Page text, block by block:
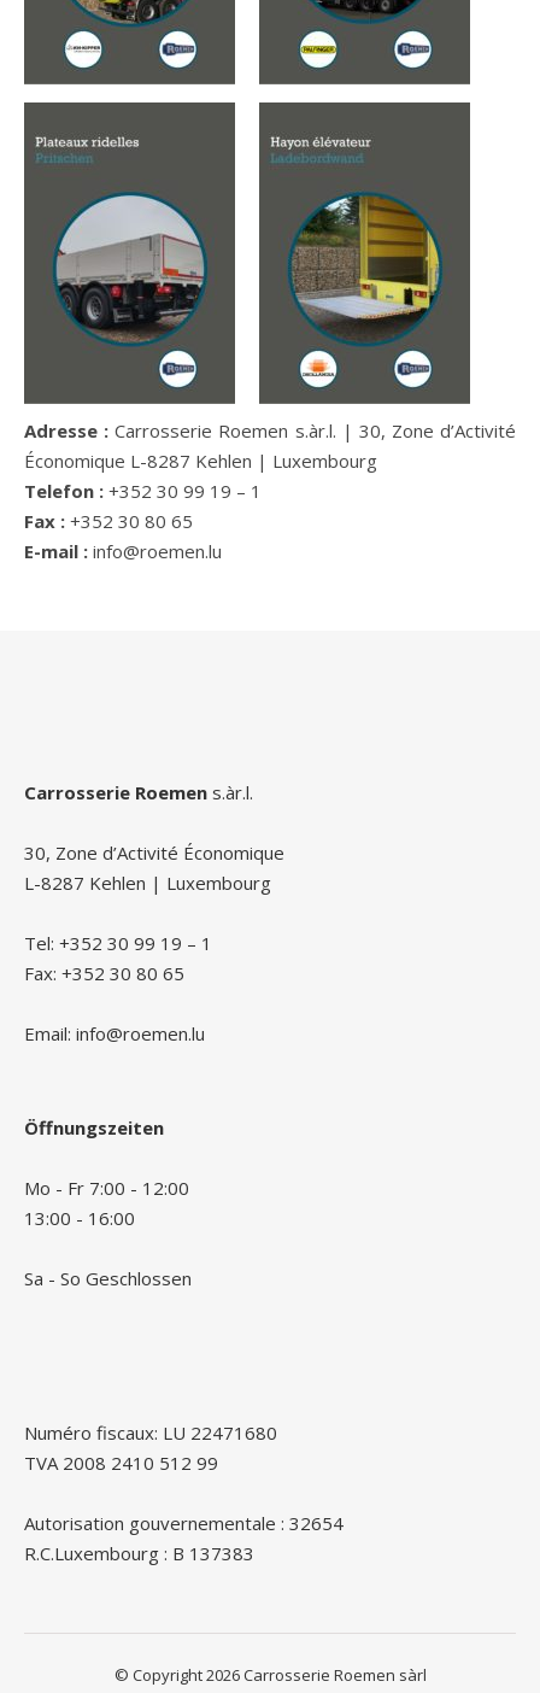
Adresse : Carrosserie Roemen s.àr.l. | 30, Zone d’Activité
Économique L-8287 Kehlen | Luxembourg
Telefon : +352 30 99 19 – 1
Fax : +352 30 80 65
E-mail : info@roemen.lu
Carrosserie Roemen s.àr.l.
30, Zone d’Activité Économique
L-8287 Kehlen | Luxembourg
Tel: +352 30 99 19 – 1
Fax: +352 30 80 65
Email: info@roemen.lu
Öffnungszeiten
Mo - Fr 7:00 - 12:00
13:00 - 16:00
Sa - So Geschlossen
Numéro fiscaux: LU 22471680
TVA 2008 2410 512 99
Autorisation gouvernementale : 32654
R.C.Luxembourg : B 137383
© Copyright 2026 Carrosserie Roemen sàrl